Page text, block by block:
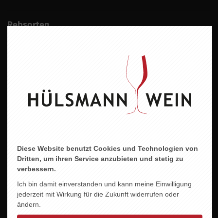
Rebsorten
Geschmacksrichtung
Lieblich
Region
Rheingau
Jahrgang
2023
Diese Website benutzt Cookies und Technologien von
Dritten, um ihren Service anzubieten und stetig zu
verbessern.
Ich bin damit einverstanden und kann meine Einwilligung
jederzeit mit Wirkung für die Zukunft widerrufen oder
ändern.